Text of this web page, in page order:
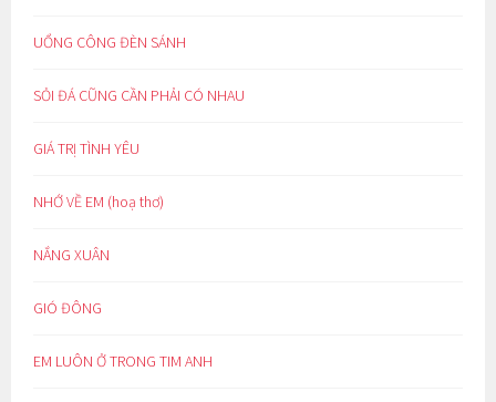
UỔNG CÔNG ĐÈN SÁNH
SỎI ĐÁ CŨNG CẦN PHẢI CÓ NHAU
GIÁ TRỊ TÌNH YÊU
NHỚ VỀ EM (hoạ thơ)
NẮNG XUÂN
GIÓ ĐÔNG
EM LUÔN Ở TRONG TIM ANH